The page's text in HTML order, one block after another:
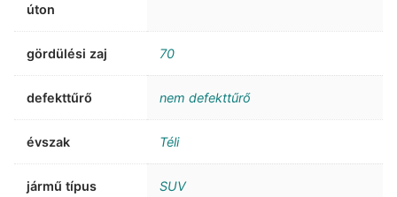
úton
gördülési zaj 70
defekttűrő nem defekttűrő
évszak Téli
jármű típus SUV